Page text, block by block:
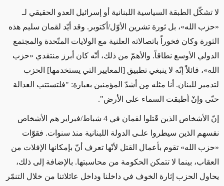
لا تشكّل الطبقة السياسية اللبنانية أو إسرائيل العدو الحقيقي لـ
«حزب الله»، بل ثورة تشرين الأوّل/أكتوبر. وقد أيّد لقمان سليم هذه
الثورة وكان فخوراً باتصالاته العلنية مع الولايات المتّحدة والمجتمع
الدولي الأوسع نطاقاً. والأهمّ من ذلك، أنّه كان أبرز منتقدي «حزب
الله»، قائلاً إنّه لا ينبغي تطبيق [المعايير التي يستخدمها] الحزب
لتدمير للبنان. أنا مثله مِن أشدّ المؤمنين بعبارة: "فلتستتب العدالة
حتّى وإنْ أطبقت السماء على الأرض".
إنّ الأشخاص الذين قَتلوا لقمان في 4 شباط/فبراير هم الأشخاص
نفسهم الذين سيطروا علـى الدولة اللبنانية منذ سنوات. فقوّات
«حزب الله» تقوم بأعمال القتل لأنّها تعرف أنّ بإمكانها الإفلات من
العقاب، بينما لا تتمكن الحكومة من محاسبتها. بالإضافة إلى ذلك،
يحاول الحزب إثارة الخوف في داخلنا وداخل عائلاتنا من خلال التنمّر